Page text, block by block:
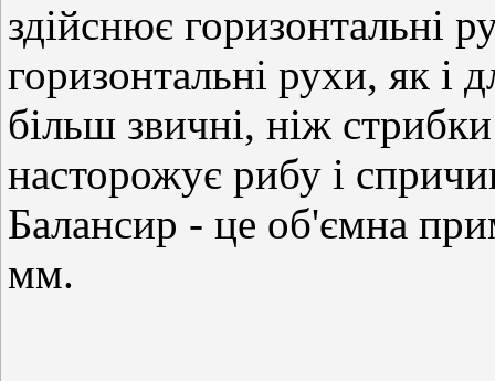
здійснює горизонтальні
горизонтальні рухи, як і
більш звичні, ніж
насторожує рибу і
Балансир - це об'ємна
мм.